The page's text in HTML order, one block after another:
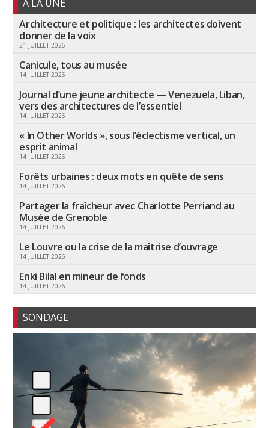
A LA UNE
Architecture et politique : les architectes doivent
donner de la voix
21 JUILLET 2026
Canicule, tous au musée
14 JUILLET 2026
Journal d’une jeune architecte — Venezuela, Liban,
vers des architectures de l’essentiel
14 JUILLET 2026
« In Other Worlds », sous l’éclectisme vertical, un
esprit animal
14 JUILLET 2026
Forêts urbaines : deux mots en quête de sens
14 JUILLET 2026
Partager la fraîcheur avec Charlotte Perriand au
Musée de Grenoble
14 JUILLET 2026
Le Louvre ou la crise de la maîtrise d’ouvrage
14 JUILLET 2026
Enki Bilal en mineur de fonds
14 JUILLET 2026
SONDAGE